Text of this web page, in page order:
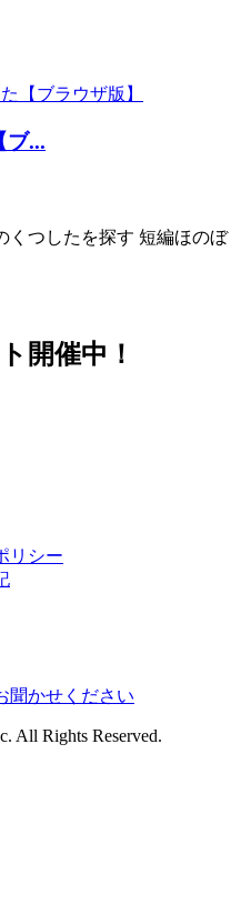
ブ...
くつしたを探す 短編ほのぼ
開催中！
リシー
聞かせください
All Rights Reserved.